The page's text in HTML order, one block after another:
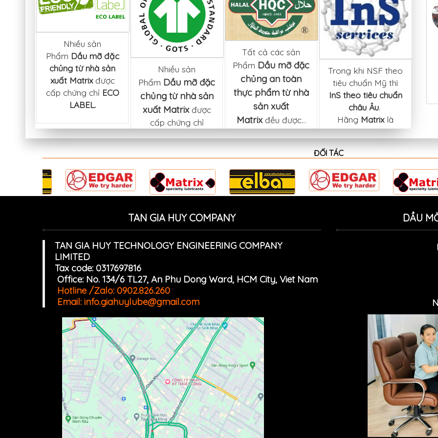
Nhiều sản
Phẩm Dầu mỡ đặc
chủng từ nhà sản
xuất Matrixđược
cấp chứng chỉ ECO
LABEL.
Nhiều sản
Phẩm Dầu mỡ đặc
chủng từ nhà sản
xuất Matrixđược
cấp chứng chỉ
Tất cả các sản
Phẩm Dầu mỡ đặc
chủng an toàn
thực phẩm từ nhà
sản xuất
Matrixđều được...
Trong khi NSF theo
tiêu chuẩn Mỹ thì
InS theo tiêu chuẩn
châu Âu.
Hãng Matrixlà
một...
ĐỐI TÁC
TAN GIA HUY COMPANY
TAN GIA HUY TECHNOLOGY ENGINEERING COMPANY
LIMITED
Tax code: 0317697816
Office: No. 134/6 TL27, An Phu Dong Ward, HCM City, Viet Nam
Hotline /Zalo: 0902.826.260
Email: info.giahuylube@gmail.com
DẦU